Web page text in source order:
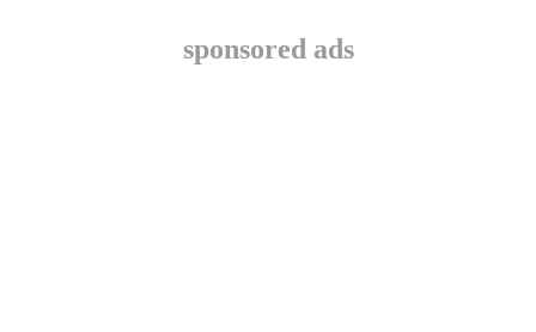
sponsored ads